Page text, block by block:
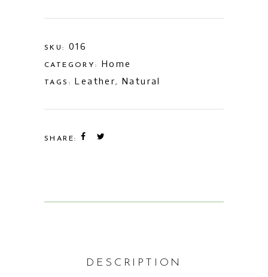
SKU: 016
CATEGORY: Home
TAGS:Leather,Natural
SHARE:
DESCRIPTION